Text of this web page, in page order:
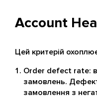
Account
Цей критерій
Order defect rate:
замовлень.
замовлення з